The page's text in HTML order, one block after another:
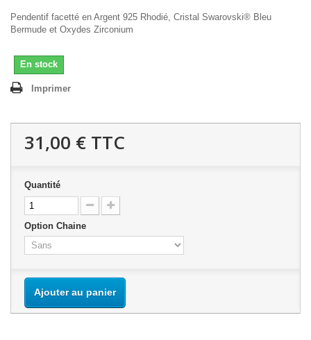
Pendentif facetté en Argent 925 Rhodié, Cristal Swarovski® Bleu
Bermude et Oxydes Zirconium
En stock
Imprimer
31,00 € TTC
Quantité
Option Chaine
Ajouter au panier